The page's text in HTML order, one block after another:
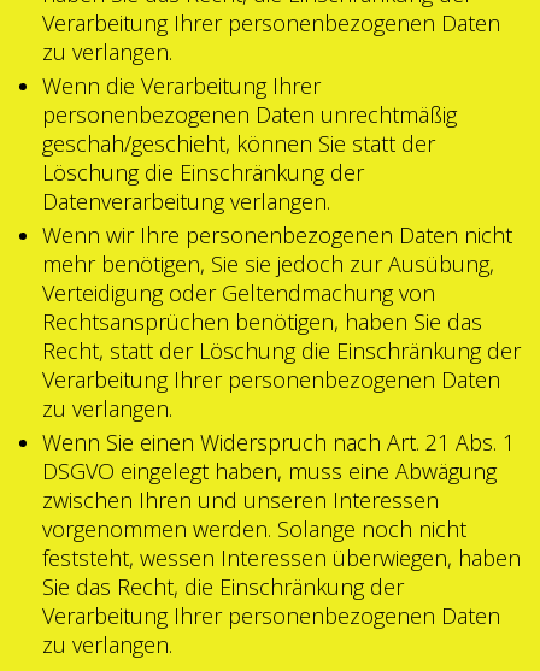
Verarbeitung Ihrer personenbezogenen Daten
zu verlangen.
Wenn die Verarbeitung Ihrer
personenbezogenen Daten unrechtmäßig
geschah/geschieht, können Sie statt der
Löschung die Einschränkung der
Datenverarbeitung verlangen.
Wenn wir Ihre personenbezogenen Daten nicht
mehr benötigen, Sie sie jedoch zur Ausübung,
Verteidigung oder Geltendmachung von
Rechtsansprüchen benötigen, haben Sie das
Recht, statt der Löschung die Einschränkung der
Verarbeitung Ihrer personenbezogenen Daten
zu verlangen.
Wenn Sie einen Widerspruch nach Art. 21 Abs. 1
DSGVO eingelegt haben, muss eine Abwägung
zwischen Ihren und unseren Interessen
vorgenommen werden. Solange noch nicht
feststeht, wessen Interessen überwiegen, haben
Sie das Recht, die Einschränkung der
Verarbeitung Ihrer personenbezogenen Daten
zu verlangen.